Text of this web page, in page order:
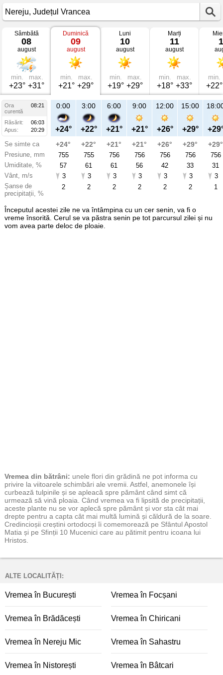
Vremea
Nereju
mâine
Județul
Vrancea
Sâmbătă
08
august
min.
+23°
max.
+31°
Duminică
09
august
min.
+21°
max.
+29°
Luni
10
august
min.
+19°
max.
+29°
Marți
11
august
min.
+18°
max.
+33°
min.
+22°
Ora
08:21
curentă
Răsărit:
06:03
Apus:
20:29
Se simte ca
Presiune, mm
Umiditate, %
Vânt, m/s
Șanse de
precipitații, %
21:00
+25°
+25°
755
51
3
11
Du
aug
0:00
+24°
+24°
755
57
3
2
3:00
+22°
+22°
755
61
3
2
6:00
+21°
+21°
756
61
3
2
9:00
+21°
+21°
756
56
3
2
12:00
+26°
+26°
756
42
3
2
15:00
+29°
+29°
756
33
3
2
+29°
756
31
3
1
Începutul acestei zile ne va întâmpina cu un cer senin, va fi o
vreme însorită. Cerul se va păstra senin pe tot parcursul zilei și nu
vom avea parte deloc de ploaie.
Vremea din bătrâni: unele flori din grădină ne pot informa cu
privire la viitoarele schimbări ale vremii. Astfel, anemonele își
curbează tulpinile și se apleacă spre pământ când simt că
urmează să vină ploaia. Când vremea va fi lipsită de precipitații,
aceste plante nu se vor aplecă spre pământ și vor sta cât mai
drepte pentru a capta cât mai multă lumină și căldură de la soare.
Credincioșii creștini ortodocși îi comemorează pe Sfântul Apostol
Matia și pe Sfinții 10 Mucenici care au pătimit pentru icoana lui
Hristos.
ALTE LOCALITĂȚI:
Vremea în București Vremea în Focșani
Vremea în Brădăcești Vremea în Chiricani
Vremea în Nereju Mic Vremea în Sahastru
Vremea în Nistorești Vremea în Bâtcari